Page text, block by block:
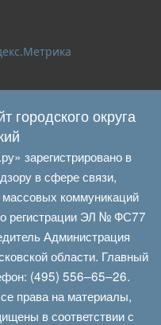
округа
зарегистрировано в
в сфере связи,
коммуникаций
регистрации ЭЛ № ФС77
Администрация
области. Главный
(495) 556–65–26.
права на материалы,
в соответствии с